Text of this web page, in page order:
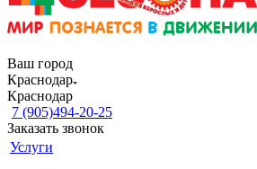
Ваш город
Краснодар
Краснодар
7 (905)494-20-25
Заказать звонок
Услуги